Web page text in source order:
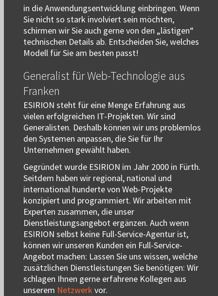
in die Anwendungsentwicklung einbringen. Wenn
Sie nicht so stark involviert sein möchten,
schirmen wir Sie auch gerne von den „lästigen“
technischen Details ab. Entscheiden Sie, welches
Modell für Sie am besten passt!
Generalist für Web-Technologie aus
Franken
ESIRION steht für eine Menge Erfahrung aus
vielen erfolgreichen IT-Projekten. Wir sind
Generalisten. Deshalb können wir uns problemlos
den Systemen anpassen, die Sie für Ihr
Unternehmen gewählt haben.
Gegründet wurde ESIRION im Jahr 2000 in Fürth.
Seitdem haben wir regional, national und
international hunderte von Web-Projekte
konzipiert und programmiert. Wir arbeiten mit
Experten zusammen, die unser
Dienstleistungsangebot ergänzen. Auch wenn
ESIRION selbst keine Full-Service-Agentur ist,
können wir unseren Kunden ein Full-Service-
Angebot machen: Lassen Sie uns wissen, welche
zusätzlichen Dienstleistungen Sie benötigen: Wir
schlagen Ihnen gerne erfahrene Kollegen aus
unserem Netzwerk vor.